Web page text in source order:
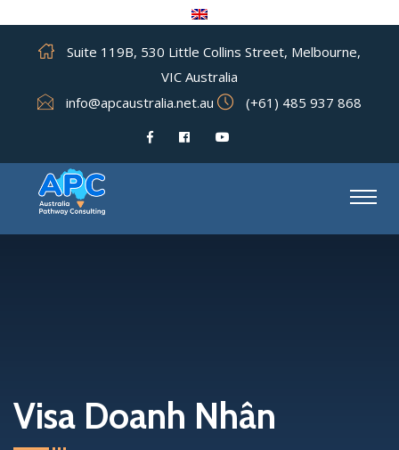
Suite 119B, 530 Little Collins Street, Melbourne,
VIC Australia
info@apcaustralia.net.au
(+61) 485 937 868
Visa Doanh Nhân